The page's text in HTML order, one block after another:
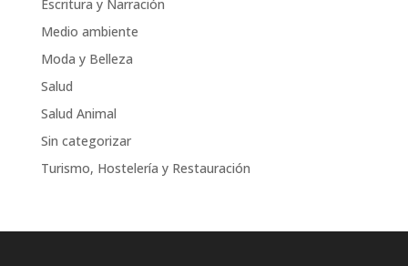
i
v
e
Escritura y Narración
Medio ambiente
Moda y Belleza
Salud
Salud Animal
Sin categorizar
Turismo, Hostelería y Restauración